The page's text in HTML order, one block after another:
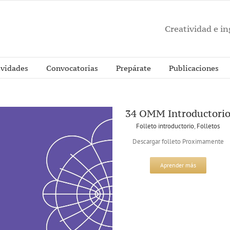
Creatividad e
Convocatorias Prepárate Publicaciones
34 OMM Introductorio
Folleto introductorio, Folletos
Descargar folleto Proximamente
Aprender más